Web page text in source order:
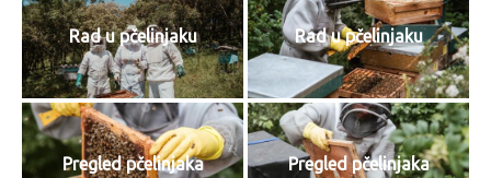
Rad u pčelinjaku Rad u pčelinjaku
Pregled pčelinjaka Pregled pčelinjaka